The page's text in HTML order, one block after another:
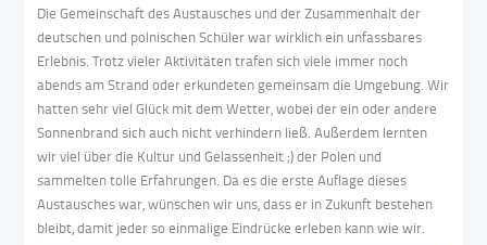
Die Gemeinschaft des Austausches und der Zusammenhalt der
deutschen und polnischen Schüler war wirklich ein unfassbares
Erlebnis. Trotz vieler Aktivitäten trafen sich viele immer noch
abends am Strand oder erkundeten gemeinsam die Umgebung. Wir
hatten sehr viel Glück mit dem Wetter, wobei der ein oder andere
Sonnenbrand sich auch nicht verhindern ließ. Außerdem lernten
wir viel über die Kultur und Gelassenheit ;) der Polen und
sammelten tolle Erfahrungen. Da es die erste Auflage dieses
Austausches war, wünschen wir uns, dass er in Zukunft bestehen
bleibt, damit jeder so einmalige Eindrücke erleben kann wie wir.